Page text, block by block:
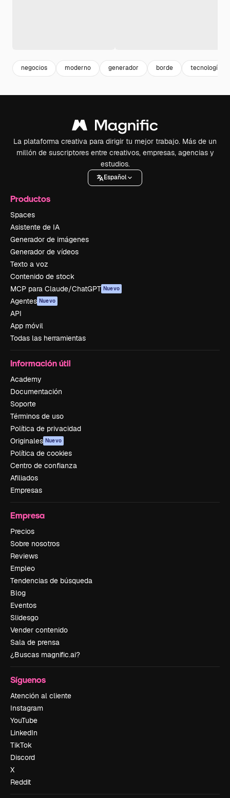
negocios moderno generador borde tecnología
La plataforma creativa para dirigir tu mejor trabajo. Más de un
millón de suscriptores entre creativos, empresas, agencias y
estudios.
Español
Productos
Spaces
Asistente de IA
Generador de imágenes
Generador de vídeos
Texto a voz
Contenido de stock
MCP para Claude/ChatGPT Nuevo
Agentes Nuevo
API
App móvil
Todas las herramientas
Información útil
Academy
Documentación
Soporte
Términos de uso
Política de privacidad
Originales Nuevo
Política de cookies
Centro de confianza
Afiliados
Empresas
Empresa
Precios
Sobre nosotros
Reviews
Empleo
Tendencias de búsqueda
Blog
Eventos
Slidesgo
Vender contenido
Sala de prensa
¿Buscas magnific.ai?
Síguenos
Atención al cliente
Instagram
YouTube
LinkedIn
TikTok
Discord
X
Reddit